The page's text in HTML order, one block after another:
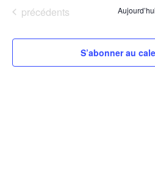
date.Évènements
précédents Aujourd’hui
S’abonner au